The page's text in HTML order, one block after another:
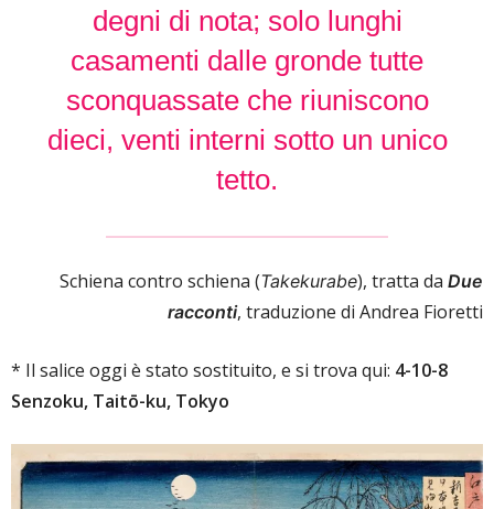
degni di nota; solo lunghi
casamenti dalle gronde tutte
sconquassate che riuniscono
dieci, venti interni sotto un unico
tetto.
Schiena contro schiena (Takekurabe), tratta da Due
racconti, traduzione di Andrea Fioretti
* Il salice oggi è stato sostituito, e si trova qui: 4-10-8
Senzoku, Taitō-ku, Tokyo